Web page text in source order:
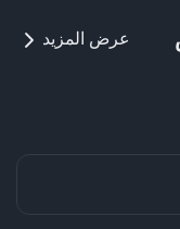
عرض المزيد